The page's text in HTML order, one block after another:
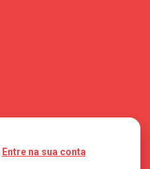
Entre na sua conta